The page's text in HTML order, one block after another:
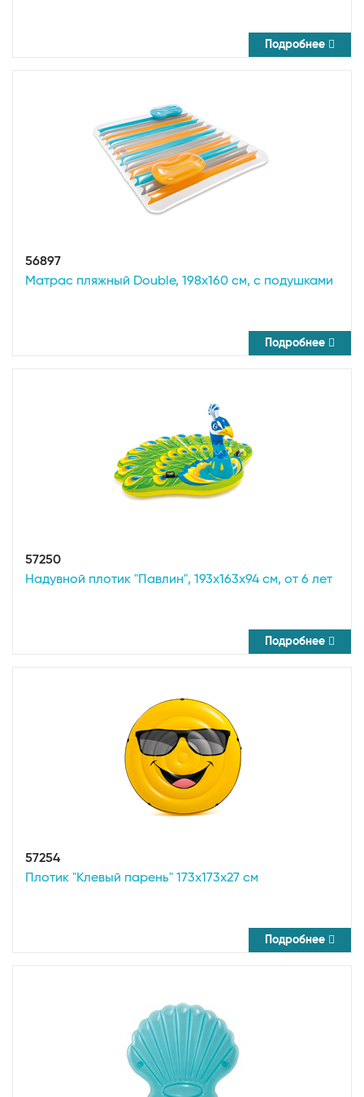
Подробнее
56897
Матрас пляжный Double, 198х160 см, с подушками
Подробнее
57250
Надувной плотик "Павлин", 193х163х94 см, от 6 лет
Подробнее
57254
Плотик "Клевый парень" 173х173х27 см
Подробнее